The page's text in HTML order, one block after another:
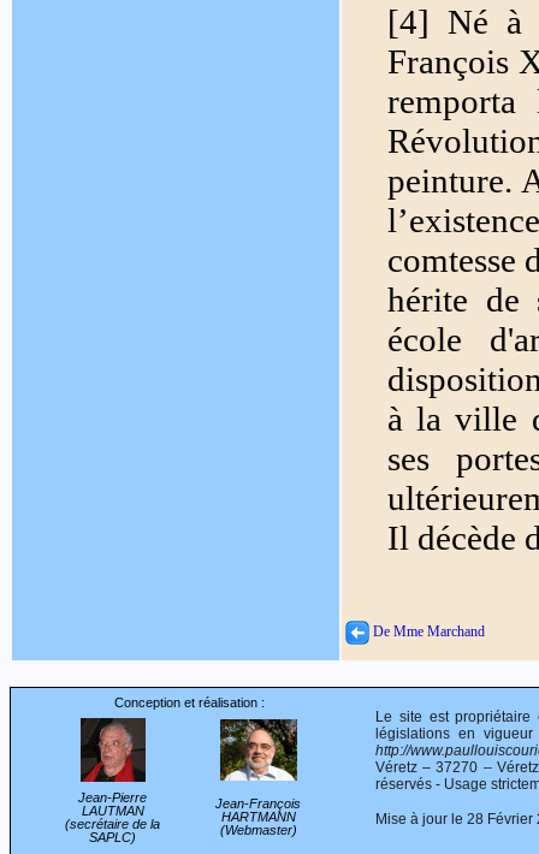
[4] Né à
François
peinture.
comtesse
hérite de
école
à la ville
ses
Il décède
De Mme Marchand
Conception et réalisation :
Jean-Pierre
LAUTMAN
(secrétaire de la
SAPLC)
Jean-François
HARTMANN
(Webmaster)
Le site est
législations en
http://
Véretz – 37270 –
réservés - Usage
Mise à jour le 28 Février